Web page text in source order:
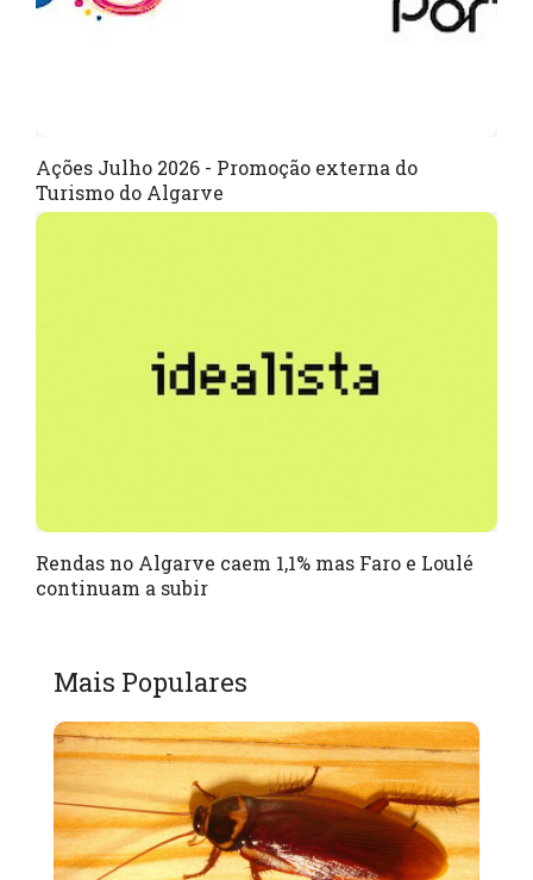
Ações Julho 2026 - Promoção externa do
Turismo do Algarve
Rendas no Algarve caem 1,1% mas Faro e Loulé
continuam a subir
Mais Populares